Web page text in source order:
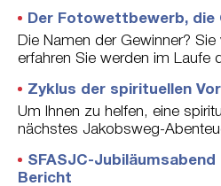
Wenn man den Statistiken des
Glauben schenken darf, sind
Vergleich zu anderen
sind den…
V
e
r
e
weiterlesen
Der Fotowettbewerb, die
Die Namen der Gewinner?
erfahren Sie werden im Laufe des Januars persönlich
informiert.
Zyklus der spirituellen
Um Ihnen zu helfen, eine
nächstes Jakobsweg-
SFASJC-
Bericht